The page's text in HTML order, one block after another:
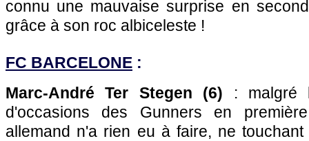
connu une mauvaise surprise en
grâce à son roc albiceleste !
FC BARCELONE :
Marc-André Ter Stegen (6) : malgré
d'occasions des Gunners en
allemand n'a rien eu à faire, ne